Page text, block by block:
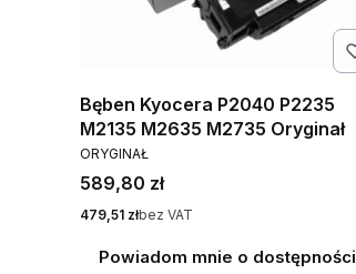
Bęben Kyocera P2040 P2235
M2135 M2635 M2735 Oryginał
PRODUCENT
ORYGINAŁ
Cena
589,80 zł
Cena
479,51 złbez VAT
Powiadom mnie o dostępności